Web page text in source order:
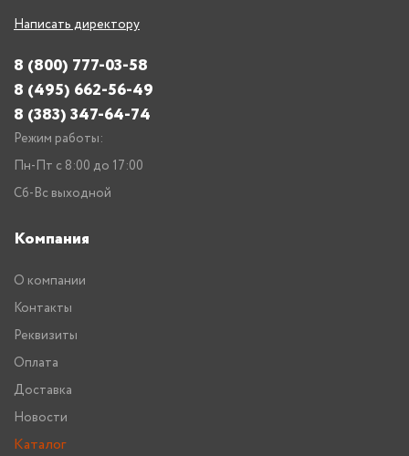
Написать директору
8 (800) 777-03-58
8 (495) 662-56-49
8 (383) 347-64-74
Режим работы:
Пн-Пт с 8:00 до 17:00
Сб-Вс выходной
Компания
О компании
Контакты
Реквизиты
Оплата
Доставка
Новости
Каталог